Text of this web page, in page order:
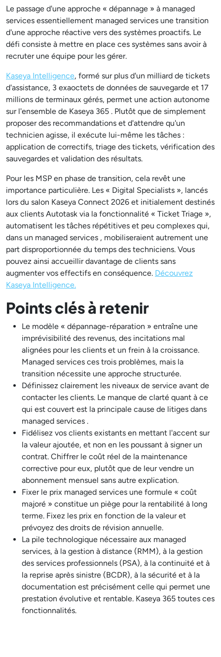
Le passage d'une approche « dépannage » à managed
services essentiellement managed services une transition
d'une approche réactive vers des systèmes proactifs. Le
défi consiste à mettre en place ces systèmes sans avoir à
recruter une équipe pour les gérer.
Kaseya Intelligence, formé sur plus d'un milliard de tickets
d'assistance, 3 exaoctets de données de sauvegarde et 17
millions de terminaux gérés, permet une action autonome
sur l'ensemble de Kaseya 365 . Plutôt que de simplement
proposer des recommandations et d'attendre qu'un
technicien agisse, il exécute lui-même les tâches :
application de correctifs, triage des tickets, vérification des
sauvegardes et validation des résultats.
Pour les MSP en phase de transition, cela revêt une
importance particulière. Les « Digital Specialists », lancés
lors du salon Kaseya Connect 2026 et initialement destinés
aux clients Autotask via la fonctionnalité « Ticket Triage »,
automatisent les tâches répétitives et peu complexes qui,
dans un managed services , mobiliseraient autrement une
part disproportionnée du temps des techniciens. Vous
pouvez ainsi accueillir davantage de clients sans
augmenter vos effectifs en conséquence. Découvrez
Kaseya Intelligence.
Points clés à retenir
Le modèle « dépannage-réparation » entraîne une
imprévisibilité des revenus, des incitations mal
alignées pour les clients et un frein à la croissance.
Managed services ces trois problèmes, mais la
transition nécessite une approche structurée.
Définissez clairement les niveaux de service avant de
contacter les clients. Le manque de clarté quant à ce
qui est couvert est la principale cause de litiges dans
managed services .
Fidélisez vos clients existants en mettant l'accent sur
la valeur ajoutée, et non en les poussant à signer un
contrat. Chiffrer le coût réel de la maintenance
corrective pour eux, plutôt que de leur vendre un
abonnement mensuel sans autre explication.
Fixer le prix managed services une formule « coût
majoré » constitue un piège pour la rentabilité à long
terme. Fixez les prix en fonction de la valeur et
prévoyez des droits de révision annuelle.
La pile technologique nécessaire aux managed
services, à la gestion à distance (RMM), à la gestion
des services professionnels (PSA), à la continuité et à
la reprise après sinistre (BCDR), à la sécurité et à la
documentation est précisément celle qui permet une
prestation évolutive et rentable. Kaseya 365 toutes ces
fonctionnalités.